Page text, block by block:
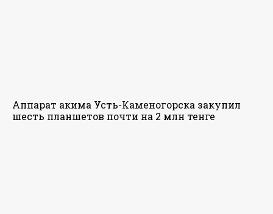
Аппарат акима Усть-Каменогорска закупил
шесть планшетов почти на 2 млн тенге